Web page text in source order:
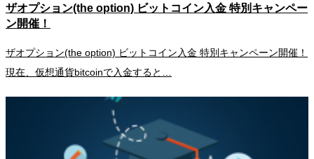
ザオプション(the option) ビットコイン入金 特別キャンペー
ン開催！
ザオプション(the option) ビットコイン入金 特別キャンペーン開催！
現在、仮想通貨bitcoinで入金すると…